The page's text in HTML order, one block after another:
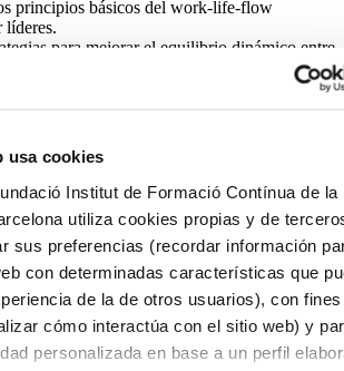
usa cookies
Institut de Formació Contínua de la
utiliza cookies propias y de
sus preferencias (recordar información
con determinadas características que
de la de otros usuarios), con fines
cómo interactúa con el sitio web) y
personalizada en base a un perfil
principios básicos del work-life-flow
líderes.
para mejorar el equilibrio dinámico entre
políticas y prácticas que favorezcan el
escogerlo
porque el estudiante obtendrá un
la Universidad de Barcelona y registrado en
modelo de bienestar laboral alineado con
para construir entornos profesionales
la salud física y emocional (ODS 3) y